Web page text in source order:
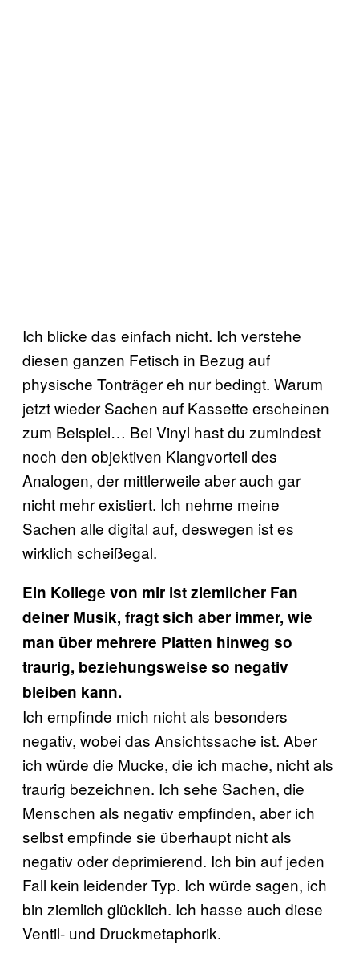
Ich blicke das einfach nicht. Ich verstehe
diesen ganzen Fetisch in Bezug auf
physische Tonträger eh nur bedingt. Warum
jetzt wieder Sachen auf Kassette erscheinen
zum Beispiel… Bei Vinyl hast du zumindest
noch den objektiven Klangvorteil des
Analogen, der mittlerweile aber auch gar
nicht mehr existiert. Ich nehme meine
Sachen alle digital auf, deswegen ist es
wirklich scheißegal.
Ein Kollege von mir ist ziemlicher Fan
deiner Musik, fragt sich aber immer, wie
man über mehrere Platten hinweg so
traurig, beziehungsweise so negativ
bleiben kann.
Ich empfinde mich nicht als besonders
negativ, wobei das Ansichtssache ist. Aber
ich würde die Mucke, die ich mache, nicht als
traurig bezeichnen. Ich sehe Sachen, die
Menschen als negativ empfinden, aber ich
selbst empfinde sie überhaupt nicht als
negativ oder deprimierend. Ich bin auf jeden
Fall kein leidender Typ. Ich würde sagen, ich
bin ziemlich glücklich. Ich hasse auch diese
Ventil- und Druckmetaphorik.